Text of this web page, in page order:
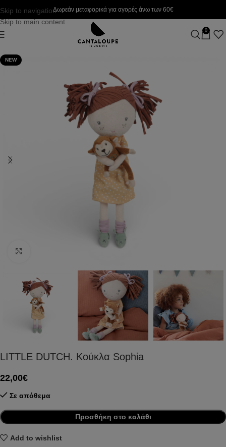
Skip to navigation
Skip to main content
Δωρεάν μεταφορικά για αγορές άνω των 60€
0
NEW
LITTLE DUTCH. Κούκλα Sophia
22,00€
Σε απόθεμα
Προσθήκη στο καλάθι
Add to wishlist